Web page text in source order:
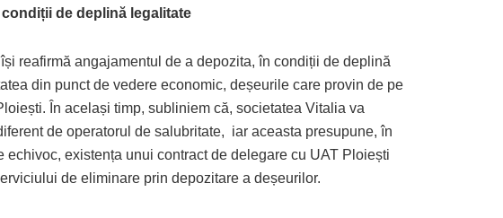
de deplină legalitate
reafirmă angajamentul de a depozita, în condiții de deplină
din punct de vedere economic, deșeurile care provin de pe
În același timp, subliniem că, societatea Vitalia va
de operatorul de salubritate, iar aceasta presupune, în
echivoc, existența unui contract de delegare cu UAT Ploiești
de eliminare prin depozitare a deșeurilor.